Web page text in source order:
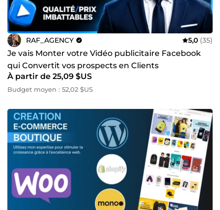
RAF_AGENCY 5,0 (35)
Je vais Monter votre Vidéo publicitaire Facebook
qui Convertit vos prospects en Clients
À partir de 25,09 $US
Budget moyen : 52,02 $US